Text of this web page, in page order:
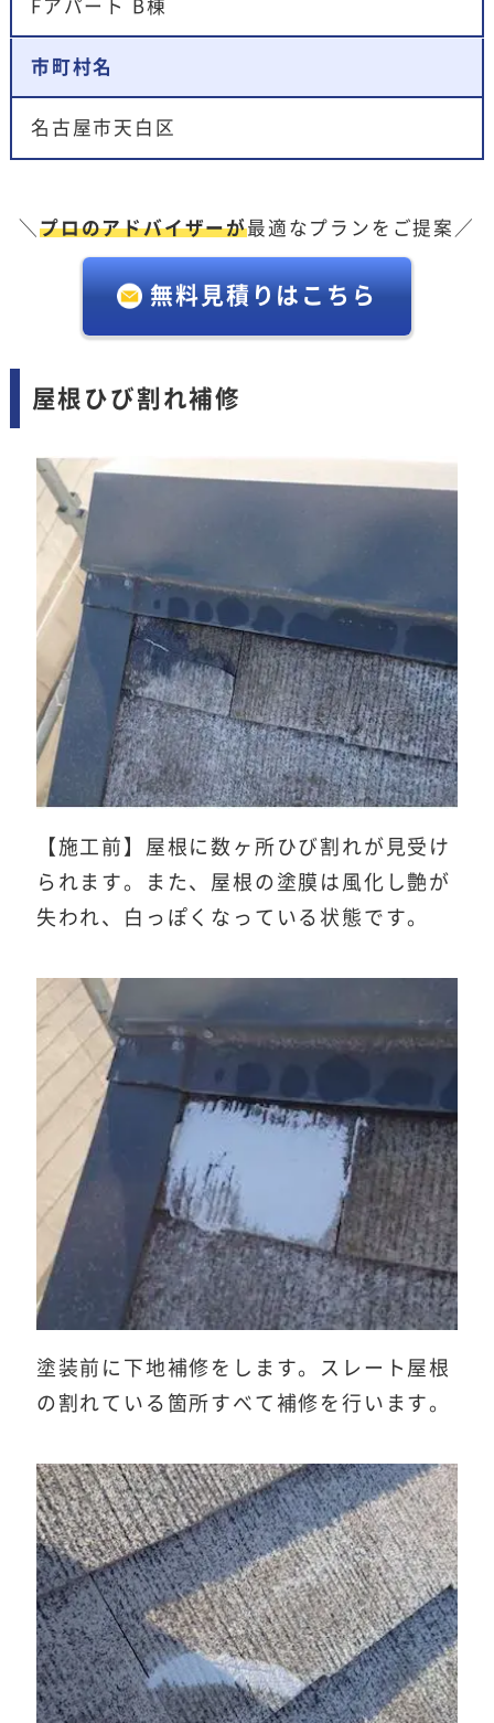
Fアパート B棟
市町村名
名古屋市天白区
＼プロのアドバイザーが最適なプランをご提案／
無料見積りはこちら
屋根ひび割れ補修
【施工前】屋根に数ヶ所ひび割れが見受け
られます。また、屋根の塗膜は風化し艶が
失われ、白っぽくなっている状態です。
塗装前に下地補修をします。スレート屋根
の割れている箇所すべて補修を行います。